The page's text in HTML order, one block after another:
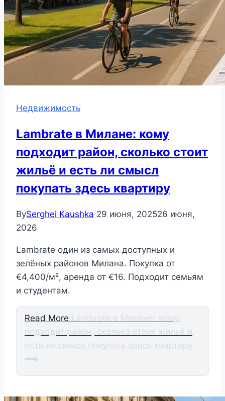
Недвижимость
Lambrate в Милане: кому
подходит район, сколько стоит
жильё и есть ли смысл
покупать здесь квартиру
BySerghei Kaushka 29 июня, 202526 июня,
2026
Lambrate один из самых доступных и
зелёных районов Милана. Покупка от
€4,400/м², аренда от €16. Подходит семьям
и студентам.
Read More Lambrate в Милане: кому
подходит район, сколько стоит жильё и
есть ли смысл покупать здесь квартиру